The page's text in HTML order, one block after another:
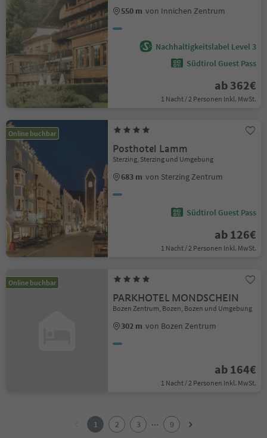
550 m von Innichen Zentrum
Nachhaltigkeitslabel Level 3
Südtirol Guest Pass
ab 362€
1 Nacht / 2 Personen Inkl. MwSt.
Online buchbar
Posthotel Lamm
Sterzing, Sterzing und Umgebung
683 m von Sterzing Zentrum
Südtirol Guest Pass
ab 126€
1 Nacht / 2 Personen Inkl. MwSt.
Online buchbar
PARKHOTEL MONDSCHEIN
Bozen Zentrum, Bozen, Bozen und Umgebung
302 m von Bozen Zentrum
ab 164€
1 Nacht / 2 Personen Inkl. MwSt.
1 2 3 ...
9